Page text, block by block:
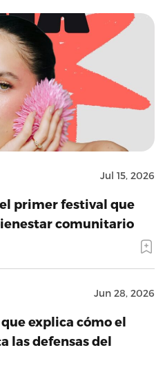
Jul 15, 2026
primer festival que
comunitario
Jun 28, 2026
explica cómo el
las defensas del